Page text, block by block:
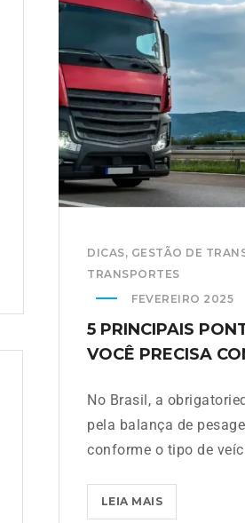
DICAS, GESTÃO DE
TRANSPORTES
FEVEREIRO 2025
5 PRINCIPAIS
VOCÊ PRECISA
No Brasil, a
pela balança de
conforme o tipo de
LEIA MAIS